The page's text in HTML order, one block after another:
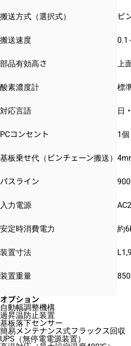
搬送方式（選択式） ピ
搬送速度 0.1
部品有効高さ 上
酸素濃度計 標
対応言語 日
PCコンセント 1個
基板乗せ代（ピンチェーン搬送）
パスライン
入力電源
安定時消費電力 約
装置寸法
装置重量
オプション
自動幅調整機構
過昇温防止装置
基板落下センサー
簡易メンテナンス式フラックス回収
UPS（無停電電源装置）